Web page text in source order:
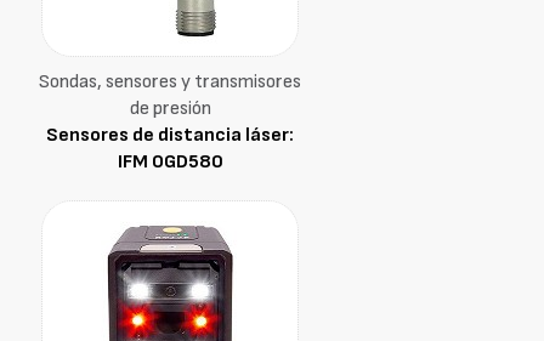
Sondas, sensores y transmisores
de presión
Sensores de distancia láser:
IFM OGD580